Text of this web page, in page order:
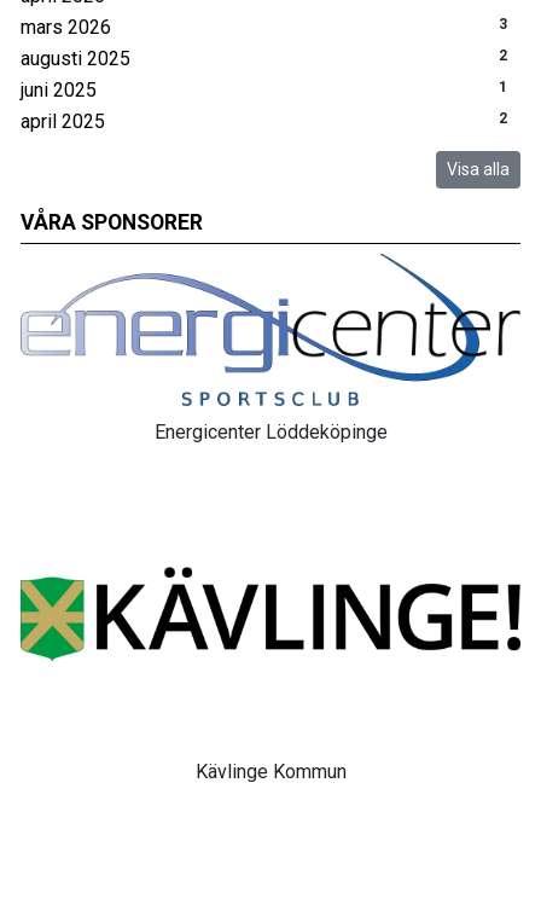
mars 2026 3
augusti 2025 2
juni 2025 1
april 2025 2
Visa alla
VÅRA SPONSORER
Energicenter Löddeköpinge
Kävlinge Kommun